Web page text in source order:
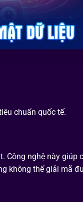
chuẩn quốc tế.
Công nghệ này giúp
không thể giải mã